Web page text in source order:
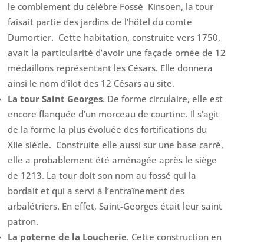
le comblement du célèbre Fossé Kinsoen, la tour
faisait partie des jardins de l’hôtel du comte
Dumortier. Cette habitation, construite vers 1750,
avait la particularité d’avoir une façade ornée de 12
médaillons représentant les Césars. Elle donnera
ainsi le nom d’îlot des 12 Césars au site.
La tour Saint Georges. De forme circulaire, elle est
encore flanquée d’un morceau de courtine. Il s’agit
de la forme la plus évoluée des fortifications du
XIIe siècle. Construite elle aussi sur une base carré,
elle a probablement été aménagée après le siège
de 1213. La tour doit son nom au fossé qui la
bordait et qui a servi à l’entraînement des
arbalétriers. En effet, Saint-Georges était leur saint
patron.
La poterne de la Loucherie. Cette construction en